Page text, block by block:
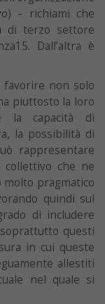
– richiami che
di terzo settore
Dall’altra è
non solo
piuttosto la loro
la capacità di
la possibilità di
rappresentare
che ne
molto pragmatico
quindi sul
di includere
questi
in cui queste
allestiti
nel quale si